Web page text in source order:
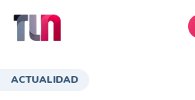
ACTUALIDAD